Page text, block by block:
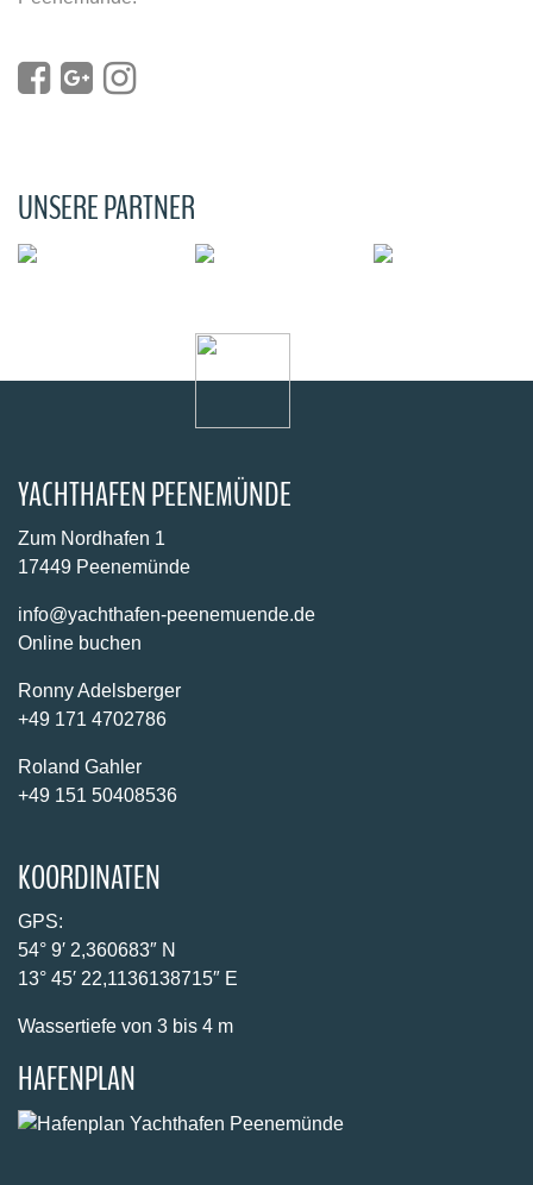
UNSERE PARTNER
YACHTHAFEN PEENEMÜNDE
Zum Nordhafen 1
17449 Peenemünde
info@yachthafen-peenemuende.de
Online buchen
Ronny Adelsberger
+49 171 4702786
Roland Gahler
+49 151 50408536
KOORDINATEN
GPS:
54° 9′ 2,360683″ N
13° 45′ 22,1136138715″ E
Wassertiefe von 3 bis 4 m
HAFENPLAN